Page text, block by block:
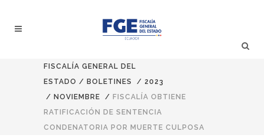
FISCALÍA GENERAL DEL
ESTADO / BOLETINES / 2023
/ NOVIEMBRE / FISCALÍA OBTIENE
RATIFICACIÓN DE SENTENCIA
CONDENATORIA POR MUERTE CULPOSA